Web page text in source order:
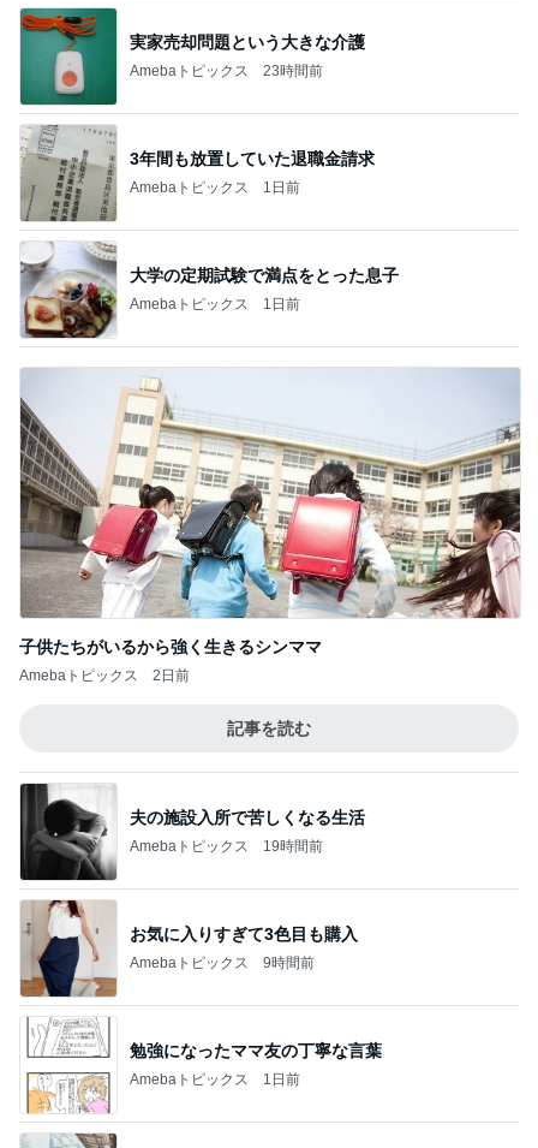
実家売却問題という大きな介護
Amebaトピックス 23時間前
3年間も放置していた退職金請求
Amebaトピックス 1日前
大学の定期試験で満点をとった息子
Amebaトピックス 1日前
子供たちがいるから強く生きるシンママ
Amebaトピックス 2日前
記事を読む
夫の施設入所で苦しくなる生活
Amebaトピックス 19時間前
お気に入りすぎて3色目も購入
Amebaトピックス 9時間前
勉強になったママ友の丁寧な言葉
Amebaトピックス 1日前